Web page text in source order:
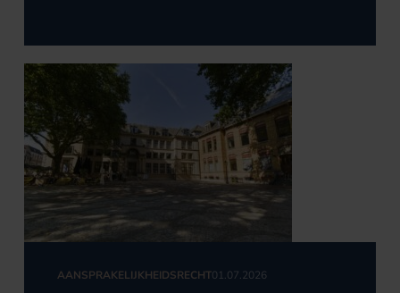
AANSPRAKELIJKHEIDSRECHT01.07.2026